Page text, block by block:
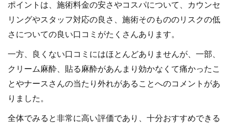
ポイントは、施術料金の安さやコスパについて、カウンセ
リングやスタッフ対応の良さ、施術そのもののリスクの低
さについての良い口コミがたくさんあります。
一方、良くない口コミにはほとんどありませんが、一部、
クリーム麻酔、貼る麻酔があんまり効かなくて痛かったこ
とやナースさんの当たり外れがあることへのコメントがあ
りました。
全体でみると非常に高い評価であり、十分おすすめできる